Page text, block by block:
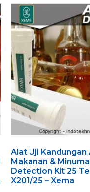
Alat Uji Kandungan
Makanan &
Detection Kit 25
X201/25 – Xema